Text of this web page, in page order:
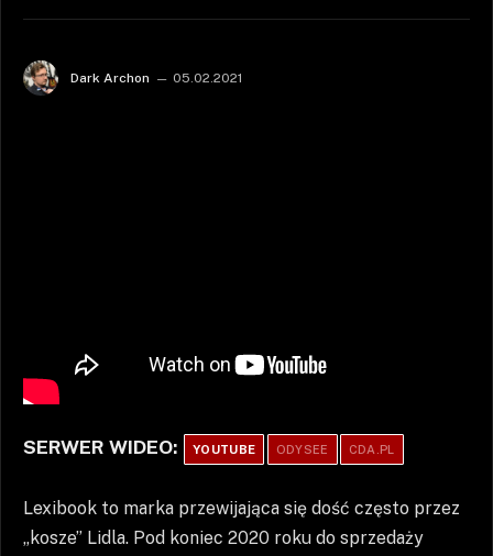
Dark Archon 05.02.2021
SERWER WIDEO: YOUTUBE ODYSEE CDA.PL
Lexibook to marka przewijająca się dość często przez
„kosze” Lidla. Pod koniec 2020 roku do sprzedaży